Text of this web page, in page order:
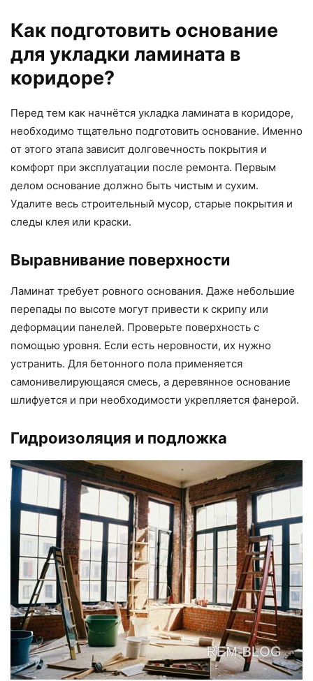
Как подготовить основание
для укладки ламината в
коридоре?
Перед тем как начнётся укладка ламината в коридоре,
необходимо тщательно подготовить основание. Именно
от этого этапа зависит долговечность покрытия и
комфорт при эксплуатации после ремонта. Первым
делом основание должно быть чистым и сухим.
Удалите весь строительный мусор, старые покрытия и
следы клея или краски.
Выравнивание поверхности
Ламинат требует ровного основания. Даже небольшие
перепады по высоте могут привести к скрипу или
деформации панелей. Проверьте поверхность с
помощью уровня. Если есть неровности, их нужно
устранить. Для бетонного пола применяется
самонивелирующаяся смесь, а деревянное основание
шлифуется и при необходимости укрепляется фанерой.
Гидроизоляция и подложка